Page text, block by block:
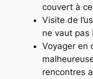
couvert à
Visite de
ne vaut pas
Voyager en
rencontres